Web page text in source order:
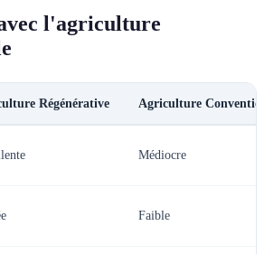
l'agriculture
Régénérative Agriculture
Médiocre
Faible